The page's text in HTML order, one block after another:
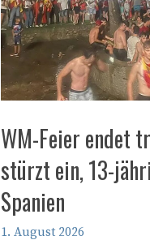
WM-Feier endet
stürzt ein, 13-
Spanien
1. August 2026